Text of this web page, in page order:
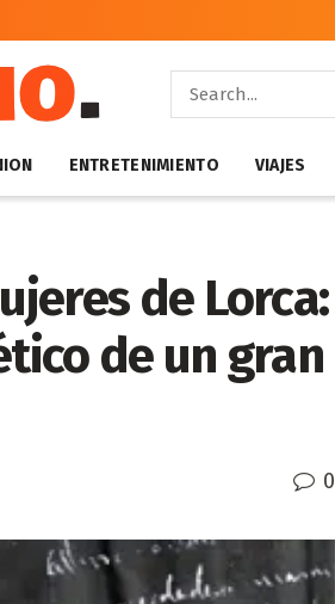
ENTRETENIMIENTO VIAJES
de Lorca:
de un gran
0